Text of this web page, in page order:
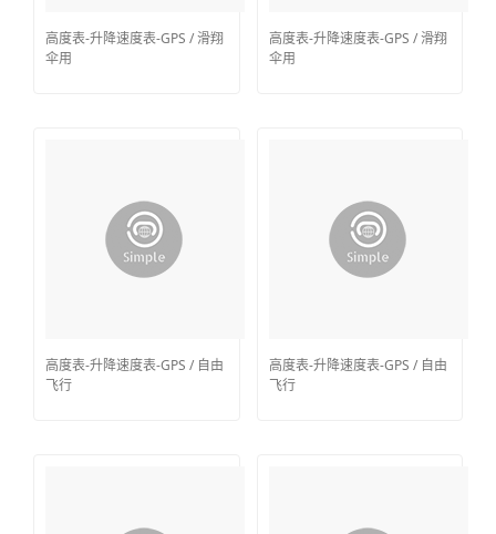
高度表-升降速度表-GPS / 滑翔
伞用
高度表-升降速度表-GPS / 滑翔
伞用
高度表-升降速度表-GPS / 自由
飞行
高度表-升降速度表-GPS / 自由
飞行